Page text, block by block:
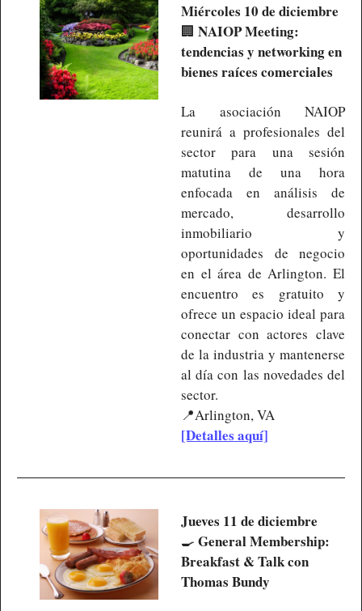
Miércoles 10 de diciembre
🏢 NAIOP Meeting:
tendencias y networking en
bienes raíces comerciales
La asociación NAIOP
reunirá a profesionales del
sector para una sesión
matutina de una hora
enfocada en análisis de
mercado, desarrollo
inmobiliario y
oportunidades de negocio
en el área de Arlington. El
encuentro es gratuito y
ofrece un espacio ideal para
conectar con actores clave
de la industria y mantenerse
al día con las novedades del
sector.
📍Arlington, VA
[Detalles aquí]
Jueves 11 de diciembre
🍳 General Membership:
Breakfast & Talk con
Thomas Bundy